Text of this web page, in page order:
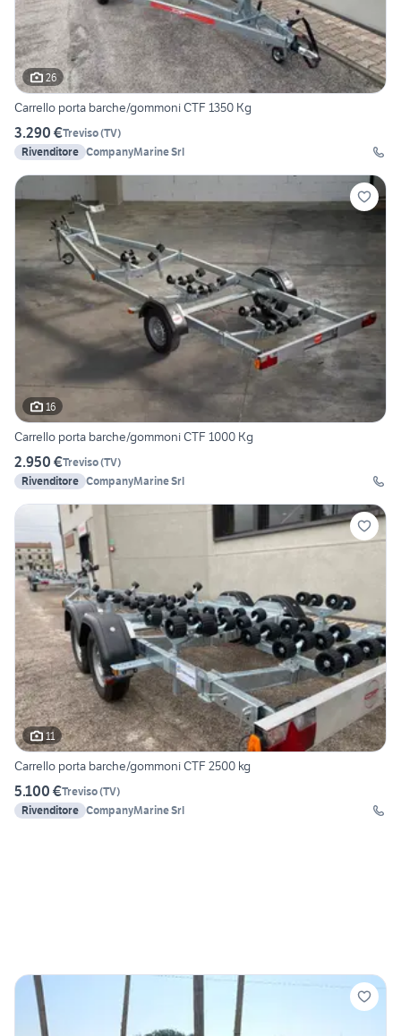
26
Carrello porta barche/gommoni CTF 1350 Kg
3.290 €Treviso(TV)
Rivenditore CompanyMarine Srl
16
Carrello porta barche/gommoni CTF 1000 Kg
2.950 €Treviso(TV)
Rivenditore CompanyMarine Srl
11
Carrello porta barche/gommoni CTF 2500 kg
5.100 €Treviso(TV)
Rivenditore CompanyMarine Srl